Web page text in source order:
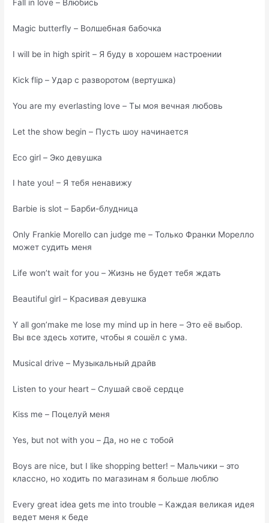
Fall in love – Влюбись
Magic butterfly – Волшебная бабочка
I will be in high spirit – Я буду в хорошем настроении
Kick flip – Удар с разворотом (вертушка)
You are my everlasting love – Ты моя вечная любовь
Let the show begin – Пусть шоу начинается
Eco girl – Эко девушка
I hate you! – Я тебя ненавижу
Barbie is slot – Барби-блудница
Only Frankie Morello can judge me – Только Франки Морелло
может судить меня
Life won’t wait for you – Жизнь не будет тебя ждать
Beautiful girl – Красивая девушка
Y all gon’make me lose my mind up in here – Это её выбор.
Вы все здесь хотите, чтобы я сошёл с ума.
Musical drive – Музыкальный драйв
Listen to your heart – Слушай своё сердце
Kiss me – Поцелуй меня
Yes, but not with you – Да, но не с тобой
Boys are nice, but I like shopping better! – Мальчики – это
классно, но ходить по магазинам я больше люблю
Every great idea gets me into trouble – Каждая великая идея
ведет меня к беде